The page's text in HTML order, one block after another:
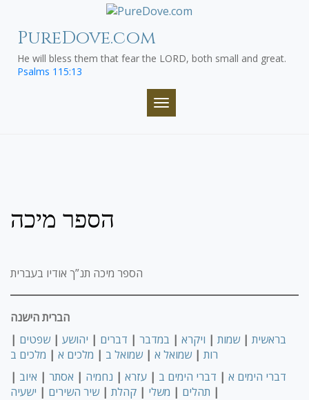
contentPureDove.com
He will bless them that fear the LORD, both small and great.
Psalms 115:13
TOGGLE NAVIGATION
הספר מיכה
הספר מיכה תנ”ך אודיו בעברית
הברית הישנה
בראשית | שמות | ויקרא | במדבר | דברים | יהושע | שפטים |
רות | שמואל א | שמואל ב | מלכים א | מלכים ב
דברי הימים א | דברי הימים ב | עזרא | נחמיה | אסתר | איוב |
תהלים | משלי | קהלת | שיר השירים | ישעיה
|